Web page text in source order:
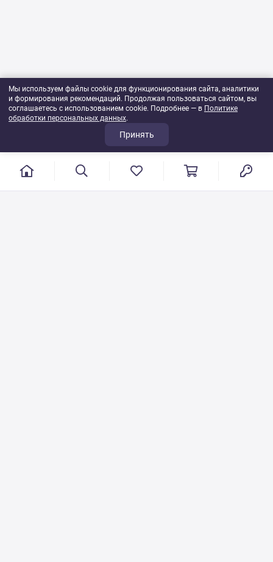
Мы используем файлы cookie для функционирования сайта, аналитики
и формирования рекомендаций. Продолжая пользоваться сайтом, вы
соглашаетесь с использованием cookie. Подробнее — в Политике
обработки персональных данных.
Принять